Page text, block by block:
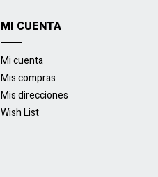
MI CUENTA
Mi cuenta
Mis compras
Mis direcciones
Wish List